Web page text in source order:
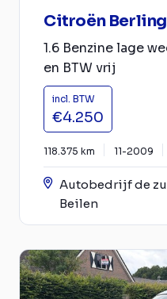
Citroën
1.6 Benzine lage
en BTW vrij
incl. BTW
€4.250
118.375 km 11-2009
Autobedrijf de
Beilen